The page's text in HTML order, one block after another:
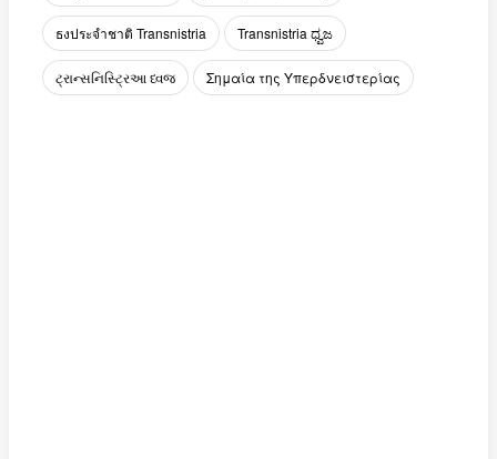
ธงประจำชาติ Transnistria Transnistria ಧ್ವಜ
ટ્રાન્સનિસ્ટ્રિઆ ધ્વજ Σημαία της Υπερδνειστερίας